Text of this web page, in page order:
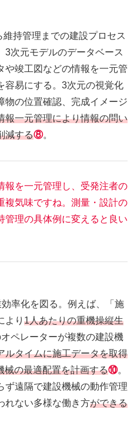
持管理までの建設プロセス
3次元モデルのデータベース
や竣工図などの情報を一元管
容易にする。3次元の視覚化
物の位置確認、完成イメージ
報一元管理により情報の問い
減する⑧。
を一元管理し、受発注者の
複気味ですね。測量・設計の
管理の具体例に変えると良い
率化を図る。例えば、「施
より 1人あたりの重機操縦生
ペレーターが複数の建設機
ルタイムに施工データを取得
械の最適配置を計画する⑩。
ず遠隔で建設機械の動作管理
れない多様な働き方ができる